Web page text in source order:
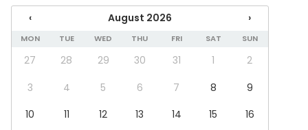
Parking available
Exclusive use of venue
Can play own music
Can bring a band
Accessible toilets
No separate venue rent
Equipment
‹ August 2026 ›
MON TUE WED THU FRI SAT SUN
27 28 29 30 31 1
2
3
4 5 6 7 8
9
10
11 12 13 14 15
16